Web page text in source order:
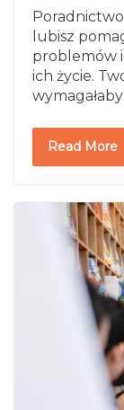
lubisz
problemów
ich życie.
Read More